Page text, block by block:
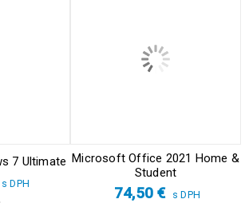
7 Ultimate
s DPH
Microsoft Office 2021 Home &
Student
74,50€ s DPH